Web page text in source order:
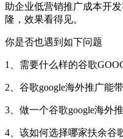
助企业低营销推广成本开
隆，效果看得见。
你是否也遇到如下问题
1、需要什么样的谷歌
2、谷歌google海外推广能
3、做一个谷歌google海外
4、该如何选择哪家扶余谷